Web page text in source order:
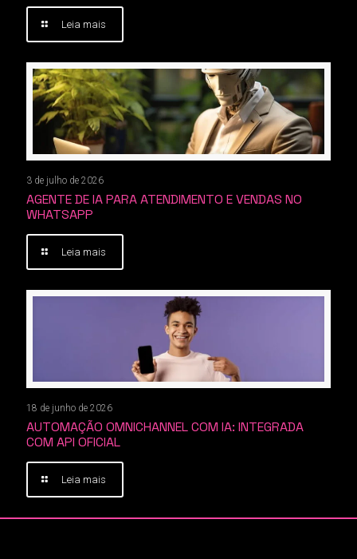
Leia mais
3 de julho de 2026
AGENTE DE IA PARA ATENDIMENTO E VENDAS NO
WHATSAPP
Leia mais
18 de junho de 2026
AUTOMAÇÃO OMNICHANNEL COM IA: INTEGRADA
COM API OFICIAL
Leia mais